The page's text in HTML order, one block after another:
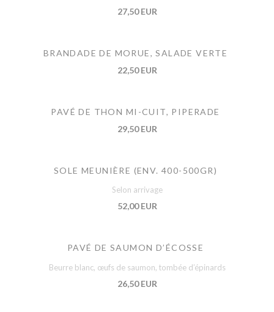
27,50 EUR
BRANDADE DE MORUE, SALADE VERTE
22,50 EUR
PAVÉ DE THON MI-CUIT, PIPERADE
29,50 EUR
SOLE MEUNIÈRE (ENV. 400-500GR)
Selon arrivage
52,00 EUR
PAVÉ DE SAUMON D’ÉCOSSE
Beurre blanc, œufs de saumon, tombée d’épinards
26,50 EUR